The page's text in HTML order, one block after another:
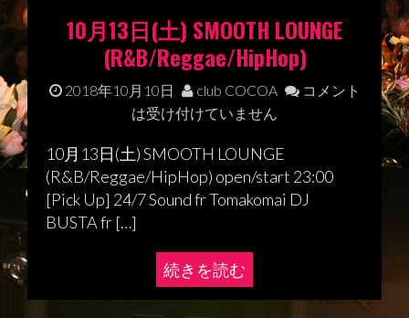
10月13日(土) SMOOTH LOUNGE
(R&B/Reggae/HipHop)
2018年10月10日 club COCOA
コメント
は受け付けていません
10月13日(土) SMOOTH LOUNGE
(R&B/Reggae/HipHop) open/start 23:00
[Pick Up] 24/7 Sound fr Tomakomai DJ
BUSTA fr […]
続きを読む